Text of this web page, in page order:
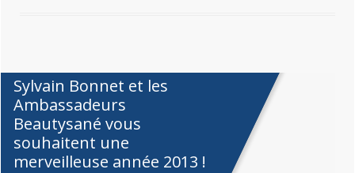
Sylvain Bonnet et les
Ambassadeurs
Beautysané vous
souhaitent une
merveilleuse année 2013 !